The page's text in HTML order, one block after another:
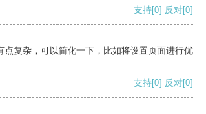
支持[0] 反对[0]
点复杂，可以简化一下，比如将设置页面进行优
支持[0] 反对[0]